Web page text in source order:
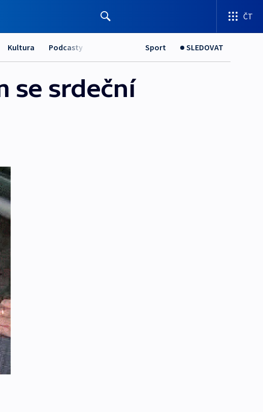
ČT
Kultura Podcasty Sport SLEDOVAT
se srdeční